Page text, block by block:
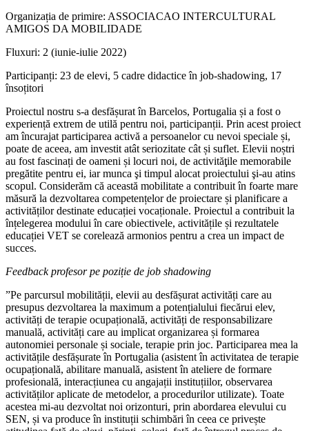
Organizația de primire: ASSOCIACAO INTERCULTURAL
AMIGOS DA MOBILIDADE
Fluxuri: 2 (iunie-iulie 2022)
Participanți: 23 de elevi, 5 cadre didactice în job-shadowing, 17
însoțitori
Proiectul nostru s-a desfășurat în Barcelos, Portugalia și a fost o
experiență extrem de utilă pentru noi, participanții. Prin acest proiect
am încurajat participarea activă a persoanelor cu nevoi speciale și,
poate de aceea, am investit atât seriozitate cât și suflet. Elevii noștri
au fost fascinați de oameni și locuri noi, de activităţile memorabile
pregătite pentru ei, iar munca şi timpul alocat proiectului şi-au atins
scopul. Considerăm că această mobilitate a contribuit în foarte mare
măsură la dezvoltarea competențelor de proiectare și planificare a
activităților destinate educației vocaționale. Proiectul a contribuit la
înțelegerea modului în care obiectivele, activitățile și rezultatele
educației VET se corelează armonios pentru a crea un impact de
succes.
Feedback profesor pe poziție de job shadowing
”Pe parcursul mobilității, elevii au desfășurat activități care au
presupus dezvoltarea la maximum a potențialului fiecărui elev,
activități de terapie ocupațională, activități de responsabilizare
manuală, activități care au implicat organizarea și formarea
autonomiei personale și sociale, terapie prin joc. Participarea mea la
activitățile desfășurate în Portugalia (asistent în activitatea de terapie
ocupațională, abilitare manuală, asistent în ateliere de formare
profesională, interacțiunea cu angajații instituțiilor, observarea
activităților aplicate de metodelor, a procedurilor utilizate). Toate
acestea mi-au dezvoltat noi orizonturi, prin abordarea elevului cu
SEN, și va produce în instituții schimbări în ceea ce privește